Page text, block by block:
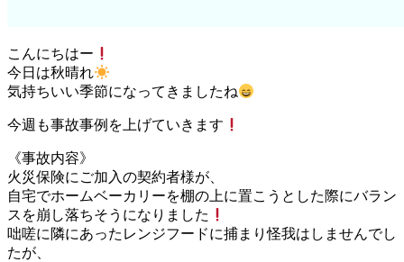
こんにちはー
今日は秋晴れ
気持ちいい季節になってきましたね
今週も事故事例を上げていきます
《事故内容》
火災保険にご加入の契約者様が、
自宅でホームベーカリーを棚の上に置こうとした際にバラン
スを崩し落ちそうになりました
咄嗟に隣にあったレンジフードに捕まり怪我はしませんでし
たが、